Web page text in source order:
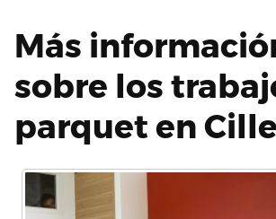
Más
sobre los
parquet en